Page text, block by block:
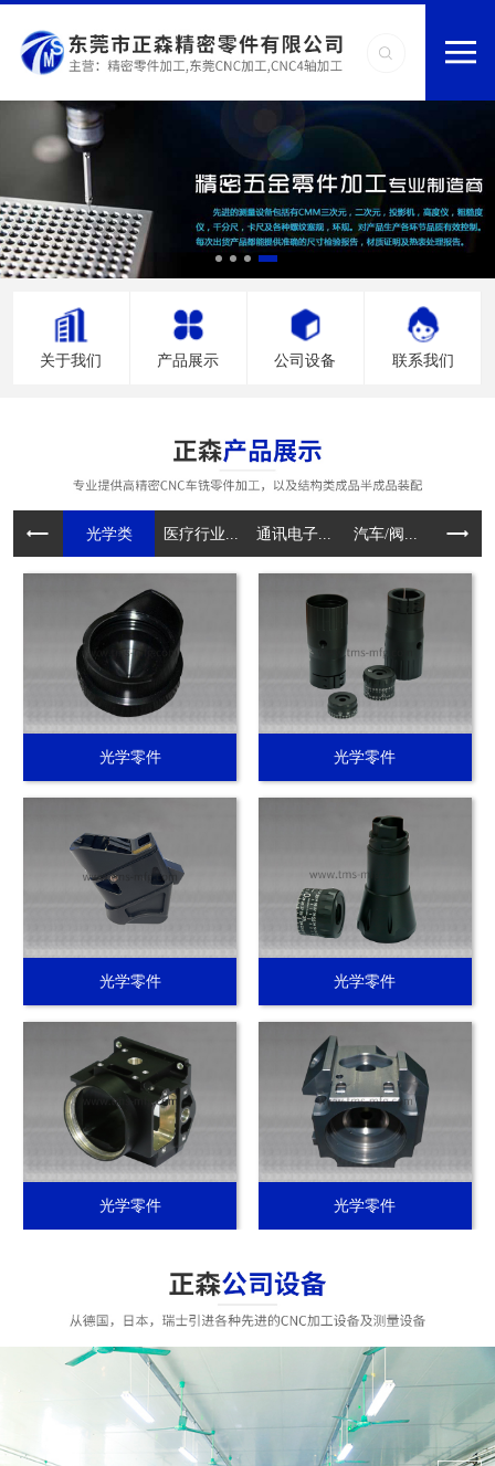
关于我们 产品展示 公司设备 联系我们
光学类 医疗行业... 通讯电子... 汽车/阀... 电动工
光学零件 光学零件
光学零件 光学零件
光学零件 光学零件